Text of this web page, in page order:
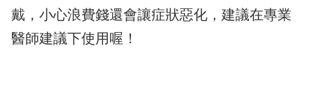
戴，小心浪費錢還會讓症狀惡化，建議在專業
醫師建議下使用喔！